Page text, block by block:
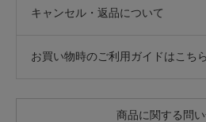
キャンセル・返品について
お買い物時のご利用ガイドはこちら
商品に関する問